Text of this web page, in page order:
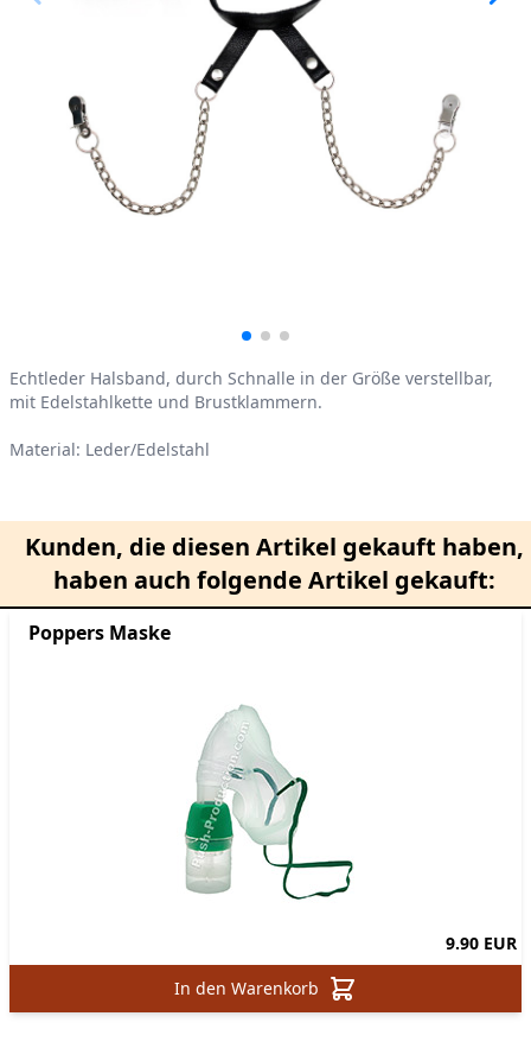
Product information
Echtleder Halsband, durch Schnalle in der Größe verstellbar,
mit Edelstahlkette und Brustklammern.
Material: Leder/Edelstahl
Kunden, die diesen Artikel gekauft haben,
haben auch folgende Artikel gekauft:
Poppers Maske
9.90 EUR
In den Warenkorb